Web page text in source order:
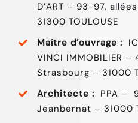
D’ART – 93-97,
31300 TOULOUSE
Maître d’ouvrage :
VINCI IMMOBILIER
Strasbourg – 31000
Architecte : PPA –
Jeanbernat – 31000